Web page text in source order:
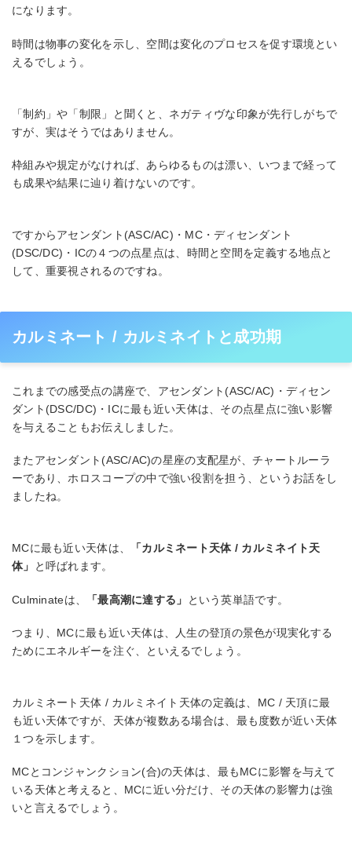
になります。
時間は物事の変化を示し、空間は変化のプロセスを促す環境とい
えるでしょう。
「制約」や「制限」と聞くと、ネガティヴな印象が先行しがちで
すが、実はそうではありません。
枠組みや規定がなければ、あらゆるものは漂い、いつまで経って
も成果や結果に辿り着けないのです。
ですからアセンダント(ASC/AC)・MC・ディセンダント
(DSC/DC)・ICの４つの点星点は、時間と空間を定義する地点と
して、重要視されるのですね。
カルミネート / カルミネイトと成功期
これまでの感受点の講座で、アセンダント(ASC/AC)・ディセン
ダント(DSC/DC)・ICに最も近い天体は、その点星点に強い影響
を与えることもお伝えしました。
またアセンダント(ASC/AC)の星座の支配星が、チャートルーラ
ーであり、ホロスコープの中で強い役割を担う、というお話をし
ましたね。
MCに最も近い天体は、
「カルミネート天体 / カルミネイト天
体」
と呼ばれます。
Culminateは、 「最高潮に達する」 という英単語です。
つまり、MCに最も近い天体は、人生の登頂の景色が現実化する
ためにエネルギーを注ぐ、といえるでしょう。
カルミネート天体 / カルミネイト天体の定義は、MC / 天頂に最
も近い天体ですが、天体が複数ある場合は、最も度数が近い天体
１つを示します。
MCとコンジャンクション(合)の天体は、最もMCに影響を与えて
いる天体と考えると、MCに近い分だけ、その天体の影響力は強
いと言えるでしょう。